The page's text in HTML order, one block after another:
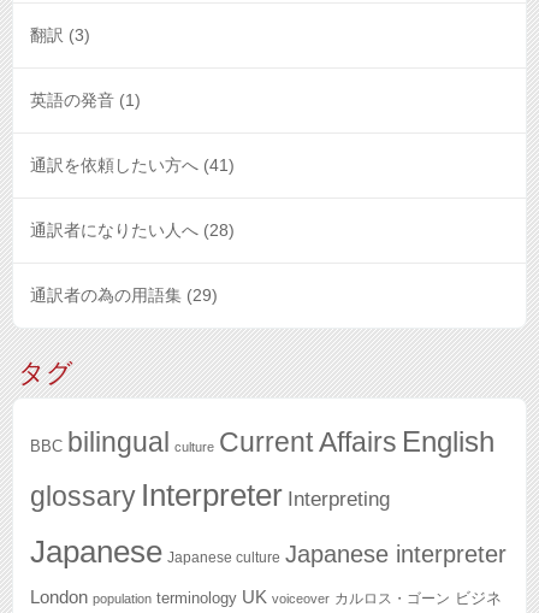
翻訳 (3)
英語の発音 (1)
通訳を依頼したい方へ (41)
通訳者になりたい人へ (28)
通訳者の為の用語集 (29)
タグ
BBC bilingual culture Current Affairs English
glossary Interpreter Interpreting
Japanese Japanese culture Japanese interpreter
London population terminology UK voiceover カルロス・ゴーン ビジネ